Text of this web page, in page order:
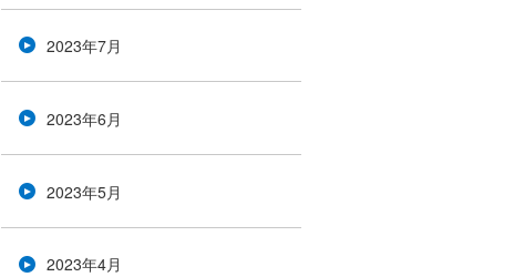
2023年7月
2023年6月
2023年5月
2023年4月